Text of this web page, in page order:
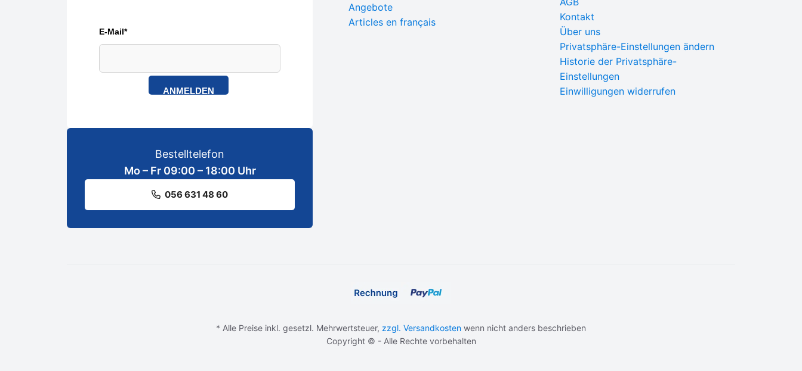
E-Mail*
ANMELDEN
Bestelltelefon
Mo – Fr 09:00 – 18:00 Uhr
056 631 48 60
Angebote
Articles en français
Kontakt
Über uns
Privatsphäre-Einstellungen ändern
Historie der Privatsphäre-
Einstellungen
Einwilligungen widerrufen
* Alle Preise inkl. gesetzl. Mehrwertsteuer, zzgl. Versandkosten wenn nicht anders beschrieben
Copyright © - Alle Rechte vorbehalten